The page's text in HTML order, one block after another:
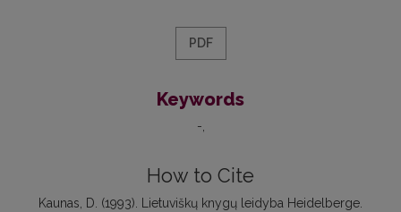
PDF
Keywords
-
How to Cite
Kaunas, D. (1993). Lietuviškų knygų leidyba Heidelberge.